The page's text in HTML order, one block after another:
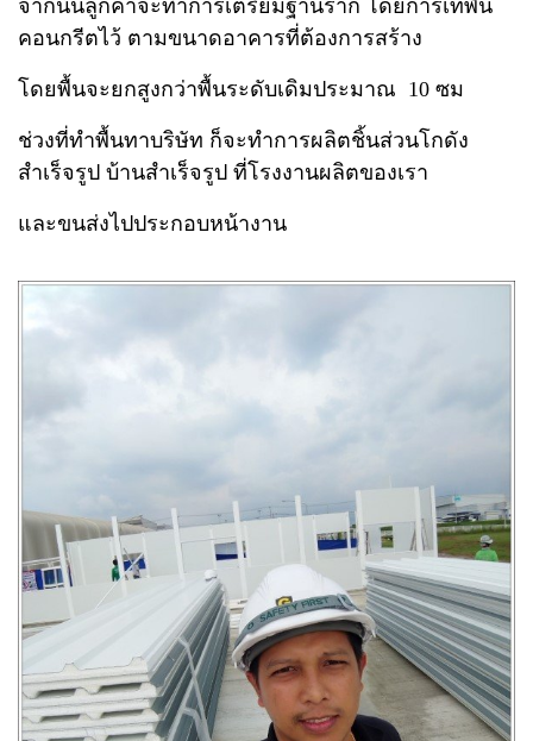
จากนั้นลูกค้าจะทำการเตรียมฐานราก โดยการเทพื้น
คอนกรีตไว้ ตามขนาดอาคารที่ต้องการสร้าง
โดยพื้นจะยกสูงกว่าพื้นระดับเดิมประมาณ 10 ซม
ช่วงที่ทำพื้นทาบริษัท ก็จะทำการผลิตชิ้นส่วนโกดัง
สำเร็จรูป บ้านสำเร็จรูป ที่โรงงานผลิตของเรา
และขนส่งไปประกอบหน้างาน